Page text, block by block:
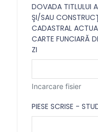
DOVADA TITLULUI
ŞI/SAU
CADASTRAL
CARTE FUNCIARĂ
ZI
Incarcare fisier
PIESE SCRISE -